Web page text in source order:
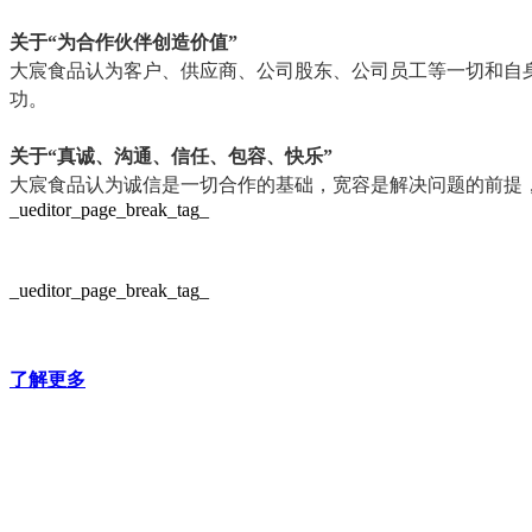
关于“为合作伙伴创造价值”
大宸食品认为客户、供应商、公司股东、公司员工等一切和
功。
关于“真诚、沟通、信任、包容、快乐”
大宸食品认为诚信是一切合作的基础，宽容是解决问题的前
_ueditor_page_break_tag_
_ueditor_page_break_tag_
了解更多